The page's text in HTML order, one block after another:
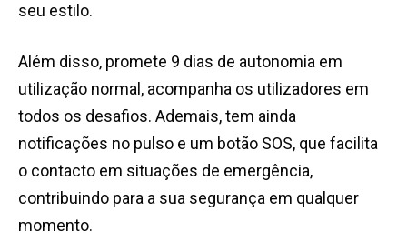
seu estilo.
Além disso, promete 9 dias de autonomia em
utilização normal, acompanha os utilizadores em
todos os desafios. Ademais, tem ainda
notificações no pulso e um botão SOS, que facilita
o contacto em situações de emergência,
contribuindo para a sua segurança em qualquer
momento.